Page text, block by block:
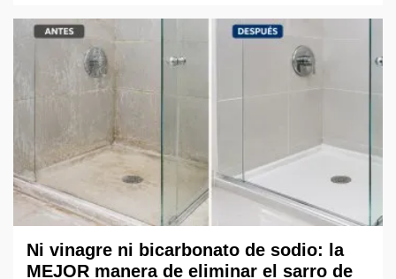
Ni vinagre ni bicarbonato de sodio: la
MEJOR manera de eliminar el sarro de